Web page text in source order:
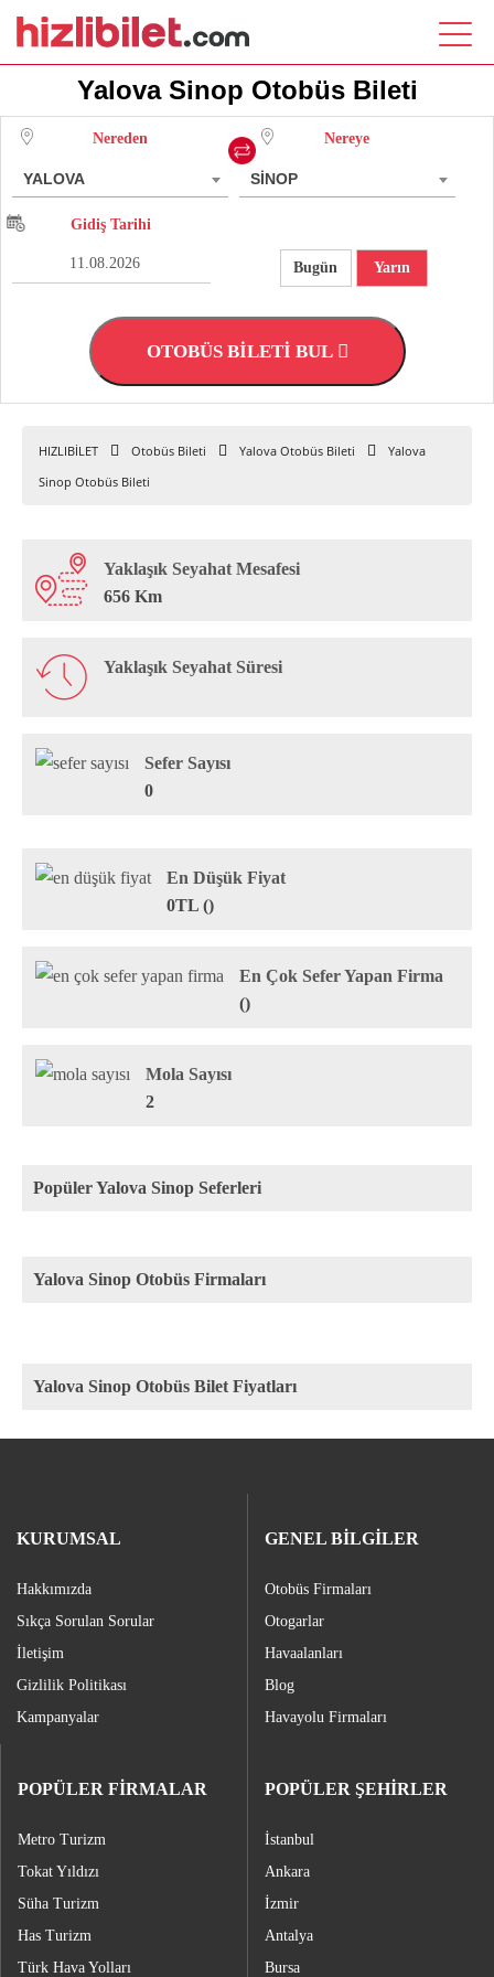
Yalova Sinop Otobüs Bileti
Nereden
YALOVA
Nereye
SİNOP
Gidiş Tarihi
Bugün Yarın
OTOBÜS BİLETİ BUL
HIZLIBİLET Otobüs Bileti Yalova Otobüs Bileti
Yalova
Sinop Otobüs Bileti
Yaklaşık Seyahat Mesafesi
656 Km
Yaklaşık Seyahat Süresi
Sefer Sayısı
0
En Düşük Fiyat
0TL ()
En Çok Sefer Yapan Firma
()
Mola Sayısı
2
Popüler Yalova Sinop Seferleri
Yalova Sinop Otobüs Firmaları
Yalova Sinop Otobüs Bilet Fiyatları
KURUMSAL
Hakkımızda
Sıkça Sorulan Sorular
İletişim
Gizlilik Politikası
Kampanyalar
GENEL BİLGİLER
Otobüs Firmaları
Otogarlar
Havaalanları
Blog
Havayolu Firmaları
POPÜLER FİRMALAR
Metro Turizm
Tokat Yıldızı
Süha Turizm
Has Turizm
Türk Hava Yolları
POPÜLER ŞEHİRLER
İstanbul
Ankara
İzmir
Antalya
Bursa